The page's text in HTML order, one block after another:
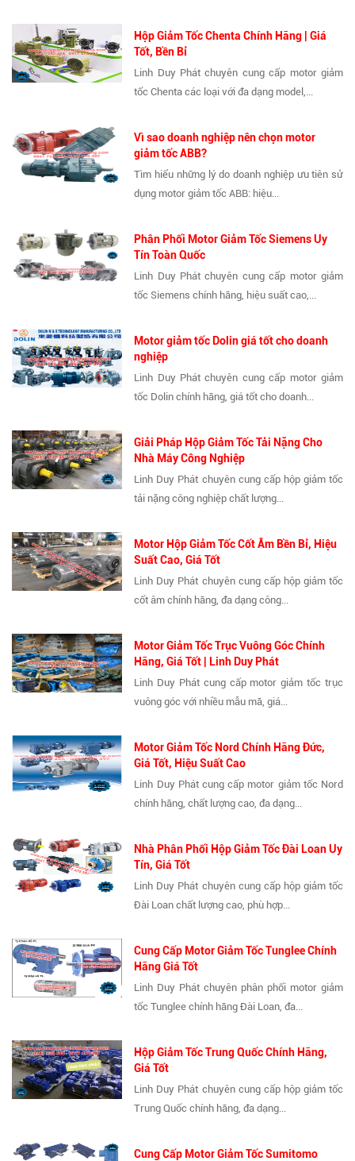
Hộp Giảm Tốc Chenta Chính Hãng | Giá
Tốt, Bền Bỉ
Linh Duy Phát chuyên cung cấp motor giảm
tốc Chenta các loại với đa dạng model,...
Vì sao doanh nghiệp nên chọn motor
giảm tốc ABB?
Tìm hiểu những lý do doanh nghiệp ưu tiên sử
dụng motor giảm tốc ABB: hiệu...
Phân Phối Motor Giảm Tốc Siemens Uy
Tín Toàn Quốc
Linh Duy Phát chuyên cung cấp motor giảm
tốc Siemens chính hãng, hiệu suất cao,...
Motor giảm tốc Dolin giá tốt cho doanh
nghiệp
Linh Duy Phát chuyên cung cấp motor giảm
tốc Dolin chính hãng, giá tốt cho doanh...
Giải Pháp Hộp Giảm Tốc Tải Nặng Cho
Nhà Máy Công Nghiệp
Linh Duy Phát chuyên cung cấp hộp giảm tốc
tải nặng công nghiệp chất lượng...
Motor Hộp Giảm Tốc Cốt Âm Bền Bỉ, Hiệu
Suất Cao, Giá Tốt
Linh Duy Phát chuyên cung cấp hộp giảm tốc
cốt âm chính hãng, đa dạng công...
Motor Giảm Tốc Trục Vuông Góc Chính
Hãng, Giá Tốt | Linh Duy Phát
Linh Duy Phát cung cấp motor giảm tốc trục
vuông góc với nhiều mẫu mã, giá...
Motor Giảm Tốc Nord Chính Hãng Đức,
Giá Tốt, Hiệu Suất Cao
Linh Duy Phát cung cấp motor giảm tốc Nord
chính hãng, chất lượng cao, đa dạng...
Nhà Phân Phối Hộp Giảm Tốc Đài Loan Uy
Tín, Giá Tốt
Linh Duy Phát chuyên cung cấp hộp giảm tốc
Đài Loan chất lượng cao, phù hợp...
Cung Cấp Motor Giảm Tốc Tunglee Chính
Hãng Giá Tốt
Linh Duy Phát chuyên phân phối motor giảm
tốc Tunglee chính hãng Đài Loan, đa...
Hộp Giảm Tốc Trung Quốc Chính Hãng,
Giá Tốt
Linh Duy Phát chuyên cung cấp hộp giảm tốc
Trung Quốc chính hãng, đa dạng...
Cung Cấp Motor Giảm Tốc Sumitomo